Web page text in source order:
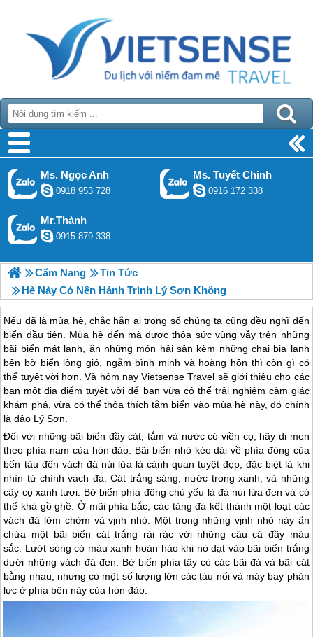
Ms. Ngọc Anh
0918 953 728
Ms. Tuyết Chinh
0916 172 338
Mr.Thành
0915 879 338
Cẩm Nang
Tin Tức
Hè Này Có Nên Hành Trình Lý Sơn Không
Nếu đã là mùa hè, chắc hẳn ai trong số chúng ta cũng đều nghĩ đến
biển đầu tiên. Mùa hè đến mà được thỏa sức vùng vẫy trên những
bãi biển mát lạnh, ăn những món hải sản kèm những chai bia lạnh
bên bờ biển lộng gió, ngắm bình minh và hoàng hôn thì còn gì có
thể tuyệt vời hơn. Và hôm nay Vietsense Travel sẽ giới thiệu cho các
bạn một địa điểm tuyệt vời để bạn vừa có thể trải nghiệm cảm giác
khám phá, vừa có thể thỏa thích tắm biển vào mùa hè này, đó chính
là đảo Lý Sơn.
Đối với những bãi biển đầy cát, tắm và nước có viền cọ, hãy di men
theo phía nam của hòn đảo. Bãi biển nhỏ kéo dài về phía đông của
bến tàu đến vách đá núi lửa là cảnh quan tuyệt đẹp, đặc biệt là khi
nhìn từ chính vách đá. Cát trắng sáng, nước trong xanh, và những
cây cọ xanh tươi. Bờ biển phía đông chủ yếu là đá núi lửa đen và có
thể khá gồ ghề. Ở mũi phía bắc, các tảng đá kết thành một loạt các
vách đá lởm chởm và vịnh nhỏ. Một trong những vịnh nhỏ này ẩn
chứa một bãi biển cát trắng rải rác với những câu cá đầy màu
sắc. Lướt sóng có màu xanh hoàn hảo khi nó dạt vào bãi biển trắng
dưới những vách đá đen. Bờ biển phía tây có các bãi đá và bãi cát
bằng nhau, nhưng có một số lượng lớn các tàu nổi và máy bay phản
lực ở phía bên này của hòn đảo.